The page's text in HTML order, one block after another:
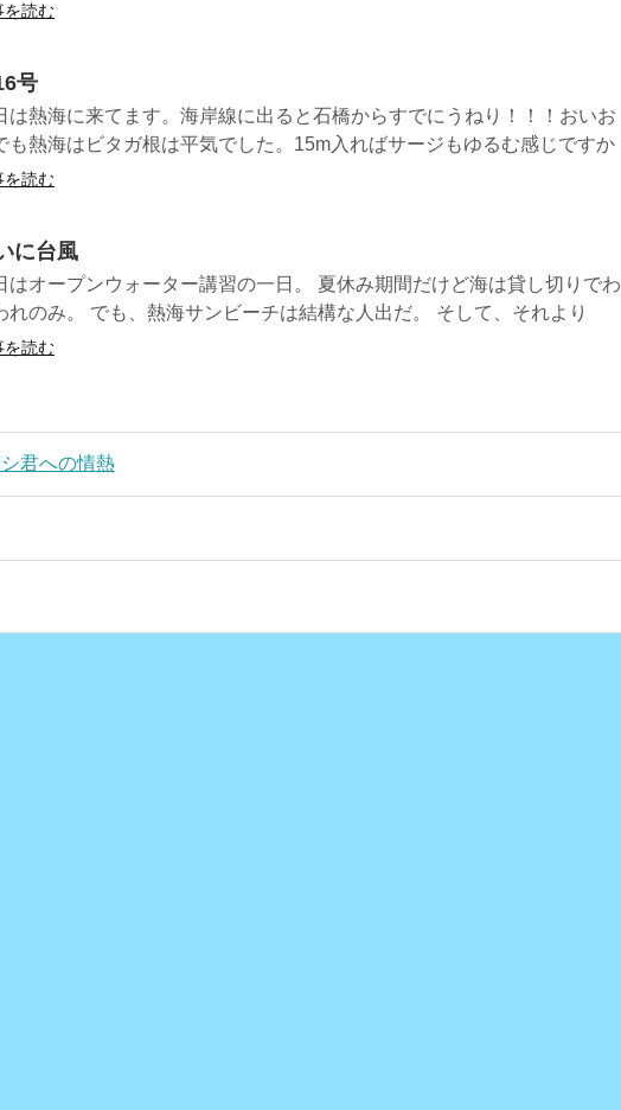
を読む
号
は熱海に来てます。海岸線に出ると石橋からすでにうねり！！！おいお
も熱海はビタガ根は平気でした。15m入ればサージもゆるむ感じですか
を読む
に台風
はオープンウォーター講習の一日。 夏休み期間だけど海は貸し切りでわ
れのみ。 でも、熱海サンビーチは結構な人出だ。 そして、それより
を読む
への情熱